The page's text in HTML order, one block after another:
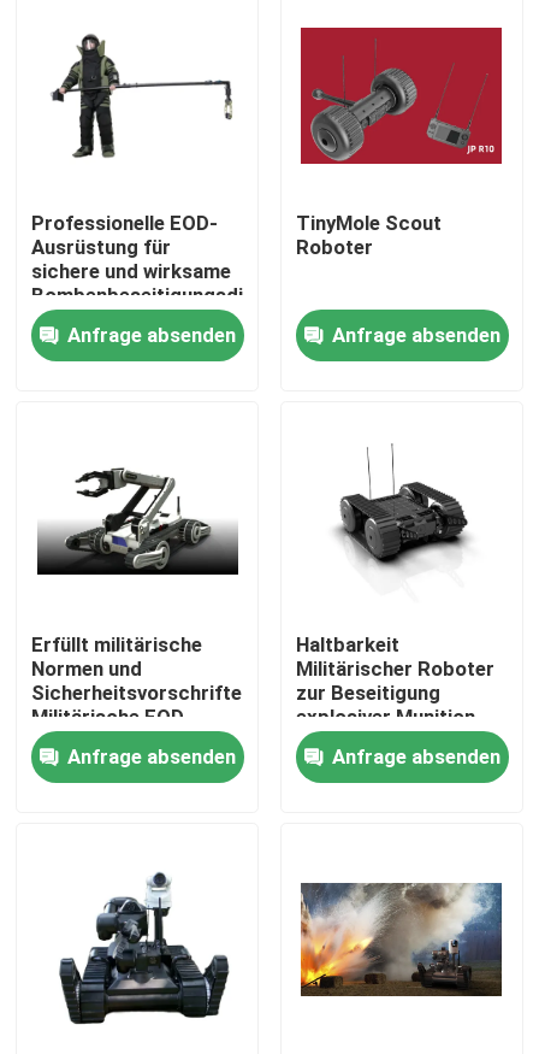
Zu Hause
Werksbesichtigung
Qualitätskontrolle
Bitte um ein Angebot
Militärische taktische Abnutzung
Professionelle EOD-
Ausrüstung für
sichere und wirksame
Bombenbeseitigungsdienste
Anfrage absenden
TinyMole Scout
Roboter
Anfrage absenden
Erfüllt militärische
Normen und
Sicherheitsvorschriften
Militärische EOD-
Ausrüstung
Erkennungsfähigkeiten
Anfrage absenden
Haltbarkeit
Militärischer Roboter
zur Beseitigung
explosiver Munition,
der extremen
Bedingungen
standhält
Anfrage absenden